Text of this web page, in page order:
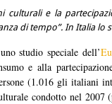
culturali e la
di tempo”. In Italia
studio speciale dell’
e alla
(1.016 gli italiani
condotto nel